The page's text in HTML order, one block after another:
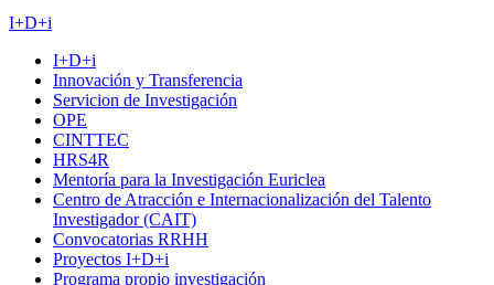
I+D+i
I+D+i
Innovación y Transferencia
Servicion de Investigación
OPE
CINTTEC
HRS4R
Mentoría para la Investigación Euriclea
Centro de Atracción e Internacionalización del Talento
Investigador (CAIT)
Convocatorias RRHH
Proyectos I+D+i
Programa propio investigación